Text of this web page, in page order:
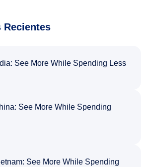
Recientes
See More While Spending Less
See More While Spending
See More While Spending